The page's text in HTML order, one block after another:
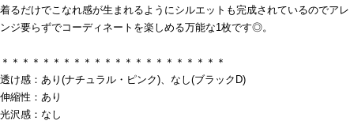
着るだけでこなれ感が生まれるようにシルエットも完成されているのでアレ
ンジ要らずでコーディネートを楽しめる万能な1枚です◎。
＊＊＊＊＊＊＊＊＊＊＊＊＊＊＊＊＊＊＊＊＊＊
透け感：あり(ナチュラル・ピンク)、なし(ブラックD)
伸縮性：あり
光沢感：なし